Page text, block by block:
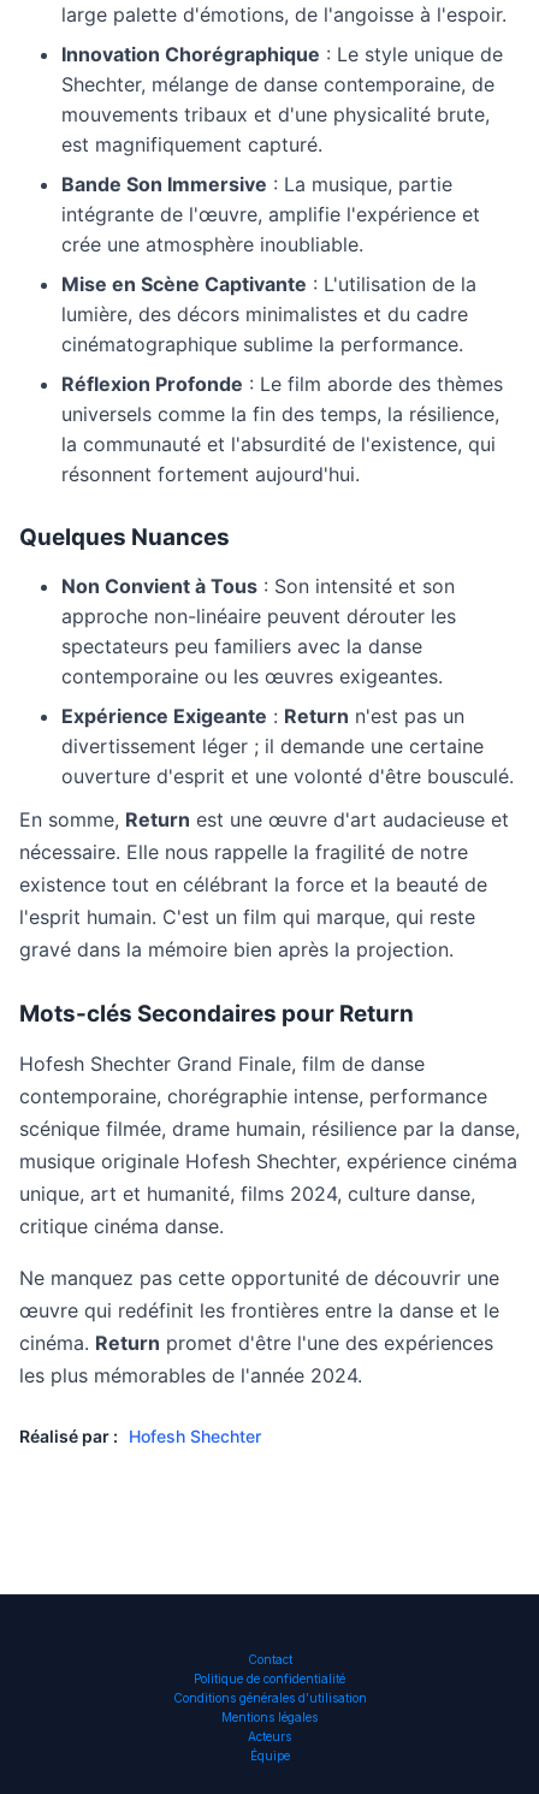
large palette d'émotions, de l'angoisse à l'espoir.
Innovation Chorégraphique : Le style unique de
Shechter, mélange de danse contemporaine, de
mouvements tribaux et d'une physicalité brute,
est magnifiquement capturé.
Bande Son Immersive : La musique, partie
intégrante de l'œuvre, amplifie l'expérience et
crée une atmosphère inoubliable.
Mise en Scène Captivante : L'utilisation de la
lumière, des décors minimalistes et du cadre
cinématographique sublime la performance.
Réflexion Profonde : Le film aborde des thèmes
universels comme la fin des temps, la résilience,
la communauté et l'absurdité de l'existence, qui
résonnent fortement aujourd'hui.
Quelques Nuances
Non Convient à Tous : Son intensité et son
approche non-linéaire peuvent dérouter les
spectateurs peu familiers avec la danse
contemporaine ou les œuvres exigeantes.
Expérience Exigeante : Return n'est pas un
divertissement léger ; il demande une certaine
ouverture d'esprit et une volonté d'être bousculé.
En somme, Return est une œuvre d'art audacieuse et
nécessaire. Elle nous rappelle la fragilité de notre
existence tout en célébrant la force et la beauté de
l'esprit humain. C'est un film qui marque, qui reste
gravé dans la mémoire bien après la projection.
Mots-clés Secondaires pour Return
Hofesh Shechter Grand Finale, film de danse
contemporaine, chorégraphie intense, performance
scénique filmée, drame humain, résilience par la danse,
musique originale Hofesh Shechter, expérience cinéma
unique, art et humanité, films 2024, culture danse,
critique cinéma danse.
Ne manquez pas cette opportunité de découvrir une
œuvre qui redéfinit les frontières entre la danse et le
cinéma. Return promet d'être l'une des expériences
les plus mémorables de l'année 2024.
Réalisé par : Hofesh Shechter
Contact
Politique de confidentialité
Conditions générales d’utilisation
Mentions légales
Acteurs
Équipe